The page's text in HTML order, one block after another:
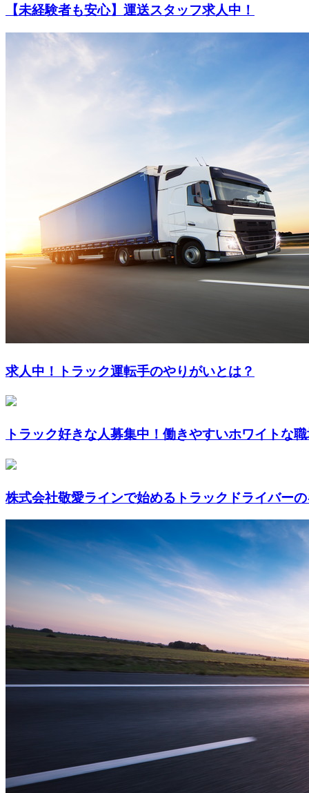
【未経験者も安心】運送スタッフ求人中！
求人中！トラック運転手のやりがいとは？
トラック好きな人募集中！働きやすいホワイトな
株式会社敬愛ラインで始めるトラックドライバー